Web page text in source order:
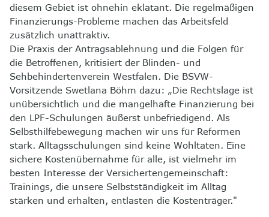
diesem Gebiet ist ohnehin eklatant. Die regelmäßigen
Finanzierungs-Probleme machen das Arbeitsfeld
zusätzlich unattraktiv.
Die Praxis der Antragsablehnung und die Folgen für
die Betroffenen, kritisiert der Blinden- und
Sehbehindertenverein Westfalen. Die BSVW-
Vorsitzende Swetlana Böhm dazu: „Die Rechtslage ist
unübersichtlich und die mangelhafte Finanzierung bei
den LPF-Schulungen äußerst unbefriedigend. Als
Selbsthilfebewegung machen wir uns für Reformen
stark. Alltagsschulungen sind keine Wohltaten. Eine
sichere Kostenübernahme für alle, ist vielmehr im
besten Interesse der Versichertengemeinschaft:
Trainings, die unsere Selbstständigkeit im Alltag
stärken und erhalten, entlasten die Kostenträger."